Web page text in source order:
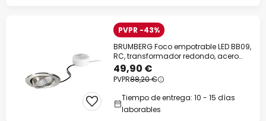
PVPR -43%
BRUMBERG Foco empotrable LED BB09,
RC, transformador redondo, acero
inoxidable
49,90 €
PVPR88,20 €
Tiempo de entrega: 10 - 15 días
laborables